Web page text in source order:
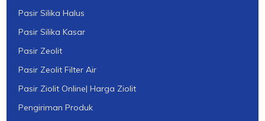
Pasir Silika Halus
Pasir Silika Kasar
Pasir Zeolit
Pasir Zeolit Filter Air
Pasir Ziolit Online| Harga Ziolit
Pengiriman Produk